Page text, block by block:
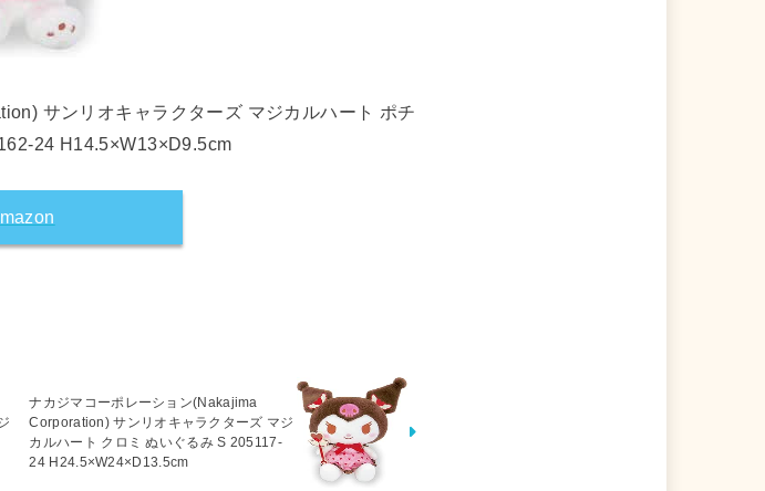
サンリオキャラクターズ マジカルハート ポチ
24 H14.5×W13×D9.5cm
ナカジマコーポレーション(Nakajima
Corporation) サンリオキャラクターズ マジ
カルハート クロミ ぬいぐるみ S 205117-
24 H24.5×W24×D13.5cm